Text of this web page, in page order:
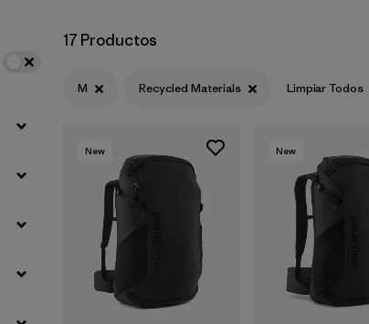
17 Productos
M Recycled Materials Limpiar Todos
New New